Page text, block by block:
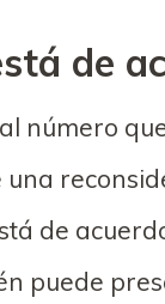
de
número
una
de
puede